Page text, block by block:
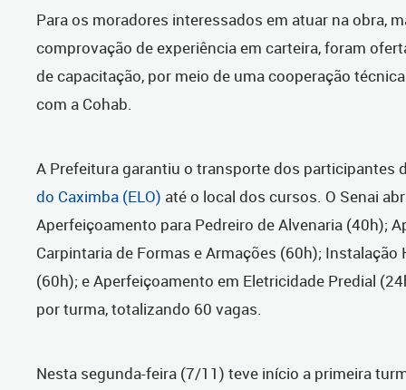
Para os moradores interessados em atuar na obra,
comprovação de experiência em carteira, foram
de capacitação, por meio de uma cooperação
com a Cohab.
A Prefeitura garantiu o transporte dos participantes
do Caximba (ELO) até o local dos cursos. O Senai
Aperfeiçoamento para Pedreiro de Alvenaria (40h);
Carpintaria de Formas e Armações (60h); Instalação
(60h); e Aperfeiçoamento em Eletricidade Predial
por turma, totalizando 60 vagas.
Nesta segunda-feira (7/11) teve início a primeira